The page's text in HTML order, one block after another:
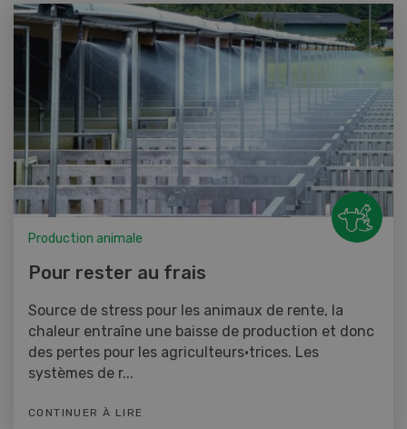
Production animale
Pour rester au frais
Source de stress pour les animaux de rente, la
chaleur entraîne une baisse de production et donc
des pertes pour les agriculteurs·trices. Les
systèmes de r...
CONTINUER À LIRE